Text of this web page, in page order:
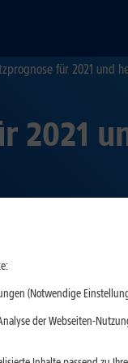
für 2021 und
2021
die Zahl der
Verträgen,
erwartet.
zu. Dabei
(Notwendige
der Webseiten-